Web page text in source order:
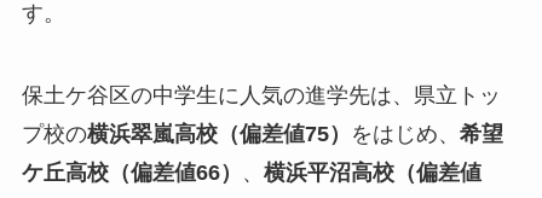
す。
保土ケ谷区の中学生に人気の進学先は、県立トッ
プ校の横浜翠嵐高校（偏差値75） をはじめ、 希望
ケ丘高校（偏差値66）
、 横浜平沼高校（偏差値